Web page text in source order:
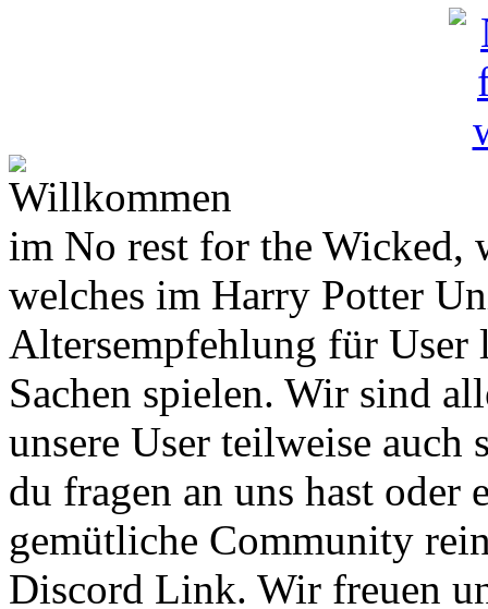
Willkommen
im No rest for the Wicked,
welches im Harry Potter
Altersempfehlung für User
Sachen spielen. Wir sind
unsere User teilweise
du fragen an uns hast oder
gemütliche Community
Discord Link. Wir freuen